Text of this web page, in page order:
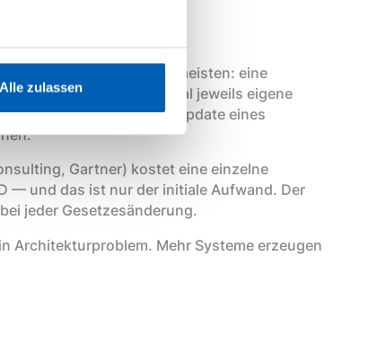
Alle zulassen
Ergebnis kennen die meisten: eine
und Netzanschlussportal jeweils eigene
sind — und bei jedem Update eines
Gartner) kostet eine einzelne
— und das ist nur der initiale Aufwand. Der
jeder Gesetzesänderung.
Architekturproblem. Mehr Systeme erzeugen